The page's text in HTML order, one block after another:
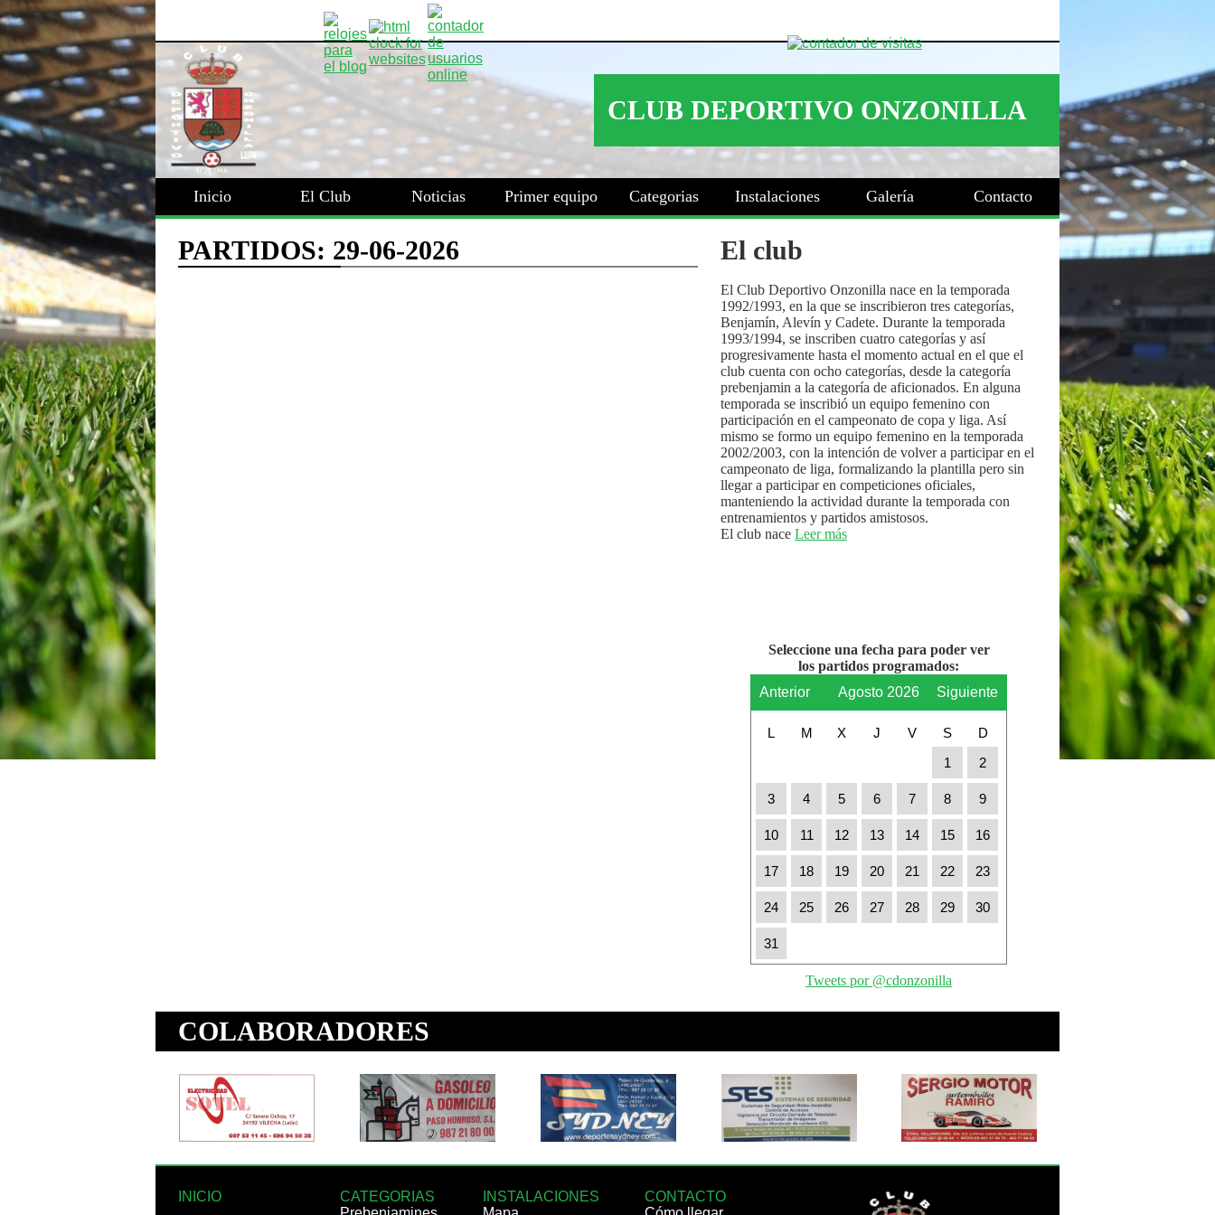
Inicio El Club Noticias Primer equipo Categorias Instalaciones Galería Contacto
El club
El Club Deportivo Onzonilla nace en la temporada
1992/1993, en la que se inscribieron tres categorías,
Benjamín, Alevín y Cadete. Durante la temporada
1993/1994, se inscriben cuatro categorías y así
progresivamente hasta el momento actual en el que el
club cuenta con ocho categorías, desde la categoría
prebenjamin a la categoría de aficionados. En alguna
temporada se inscribió un equipo femenino con
participación en el campeonato de copa y liga. Así
mismo se formo un equipo femenino en la temporada
2002/2003, con la intención de volver a participar en el
campeonato de liga, formalizando la plantilla pero sin
llegar a participar en competiciones oficiales,
manteniendo la actividad durante la temporada con
entrenamientos y partidos amistosos.
El club nace Leer más
Seleccione una fecha para poder ver
los partidos programados:
Anterior
Agosto 2026 Siguiente
L M X J V S
D
1
2
3 4 5 6 7 8 9
10 11 12 13 14 15 16
17 18 19 20 21 22 23
24 25 26 27 28 29 30
31
Tweets por @cdonzonilla
INICIO
CATEGORIAS
INSTALACIONES
CONTACTO